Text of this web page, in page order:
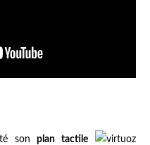
sonplan tactile